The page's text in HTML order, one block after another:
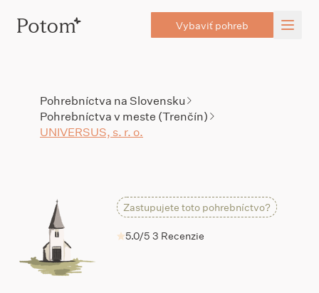
Vybaviť pohreb
Pohrebníctva na Slovensku
Pohrebníctva v meste (Trenčín)
UNIVERSUS, s. r. o.
Zastupujete toto pohrebníctvo?
5.0/5 3 Recenzie